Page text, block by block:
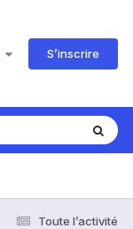
S’inscrire
Toute l’activité